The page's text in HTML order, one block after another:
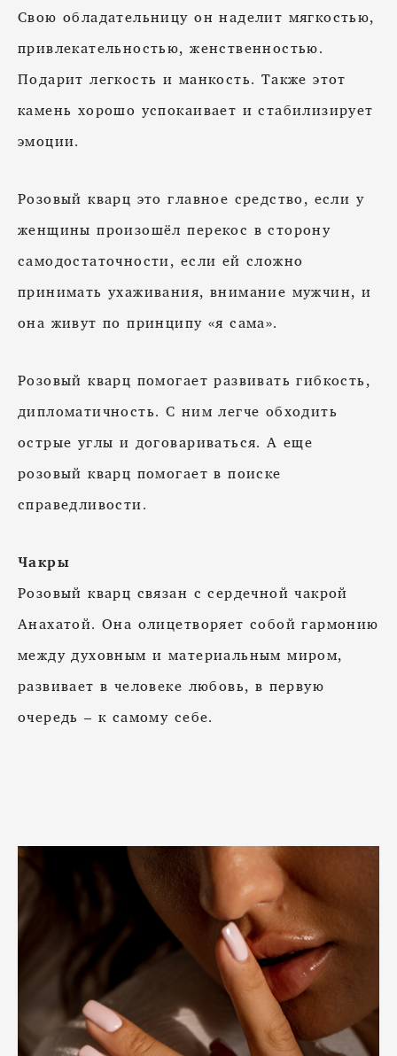
Свою обладательницу он наделит мягкостью,
привлекательностью, женственностью.
Подарит легкость и манкость. Также этот
камень хорошо успокаивает и стабилизирует
эмоции.
Розовый кварц это главное средство, если у
женщины произошёл перекос в сторону
самодостаточности, если ей сложно
принимать ухаживания, внимание мужчин, и
она живут по принципу «я сама».
Розовый кварц помогает развивать гибкость,
дипломатичность. С ним легче обходить
острые углы и договариваться. А еще
розовый кварц помогает в поиске
справедливости.
Чакры
Розовый кварц связан с сердечной чакрой
Анахатой. Она олицетворяет собой гармонию
между духовным и материальным миром,
развивает в человеке любовь, в первую
очередь – к самому себе.